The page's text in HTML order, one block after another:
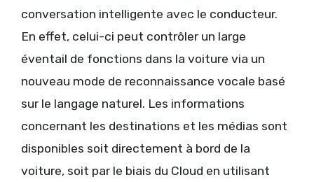
conversation intelligente avec le conducteur.
En effet, celui-ci peut contrôler un large
éventail de fonctions dans la voiture via un
nouveau mode de reconnaissance vocale basé
sur le langage naturel. Les informations
concernant les destinations et les médias sont
disponibles soit directement à bord de la
voiture, soit par le biais du Cloud en utilisant